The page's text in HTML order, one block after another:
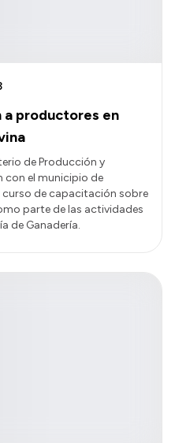
a productores en
de Producción y
el municipio de
curso de capacitación sobre
parte de las actividades
de Ganadería.